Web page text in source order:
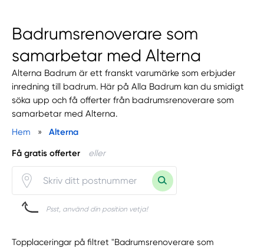
Badrumsrenoverare som
samarbetar med Alterna
Alterna Badrum är ett franskt varumärke som erbjuder
inredning till badrum. Här på Alla Badrum kan du smidigt
söka upp och få offerter från badrumsrenoverare som
samarbetar med Alterna.
Hem
» Alterna
Få gratis offerter eller
Psst, använd din position vetja!
Topplaceringar på filtret "Badrumsrenoverare som